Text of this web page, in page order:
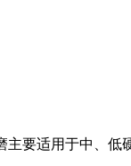
要适用于中、